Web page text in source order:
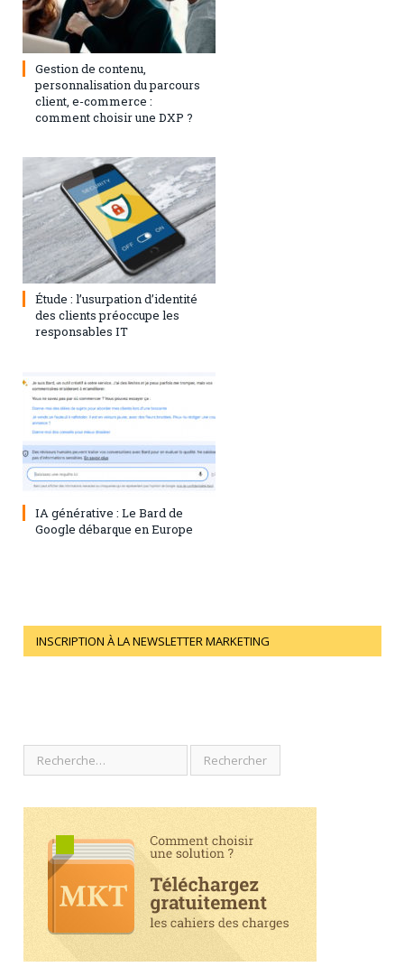
3 septembre 2024
Gestion de contenu,
personnalisation du parcours
client, e-commerce :
comment choisir une DXP ?
1 août 2023 0
Étude : l’usurpation d’identité
des clients préoccupe les
responsables IT
28 juillet 2023 0
IA générative : Le Bard de
Google débarque en Europe
INSCRIPTION À LA NEWSLETTER MARKETING